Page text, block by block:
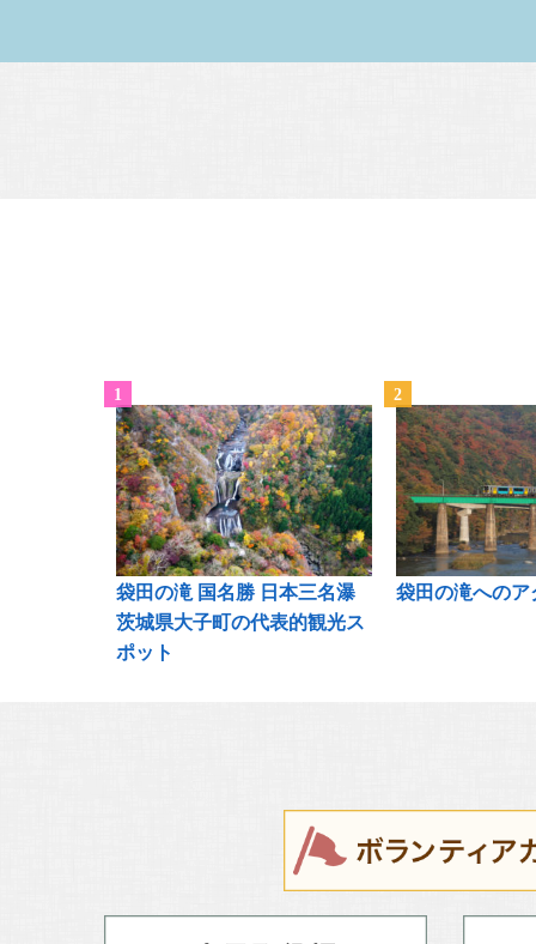
袋田の滝 国名勝 日本三名瀑
茨城県大子町の代表的観光ス
ポット
袋田の滝へのア